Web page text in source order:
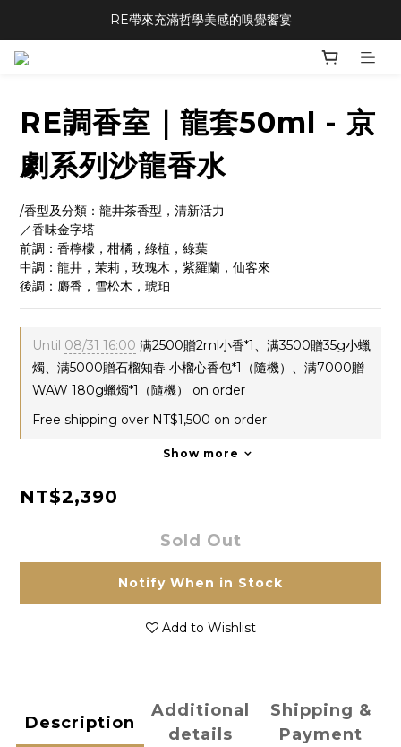
RE帶來充滿哲學美感的嗅覺饗宴
RE調香室｜龍套50ml - 京
劇系列沙龍香水
/香型及分類：龍井茶香型，清新活力
／香味金字塔
前調：香檸檬，柑橘，綠植，綠葉
中調：龍井，茉莉，玫瑰木，紫羅蘭，仙客來
後調：麝香，雪松木，琥珀
Until 08/31 16:00 满2500贈2ml小香*1、满3500贈35g小蠟
燭、满5000贈石榴知春 小榴心香包*1（隨機）、满7000贈
WAW 180g蠟燭*1（隨機） on order
Free shipping over NT$1,500 on order
Show more
NT$2,390
Sold Out
Notify When in Stock
Add to Wishlist
Description
Additional
details
Shipping &
Payment